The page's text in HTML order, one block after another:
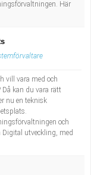
Här
vill vara med och
Då kan du vara rätt
nu en teknisk
och
Digital utveckling, med